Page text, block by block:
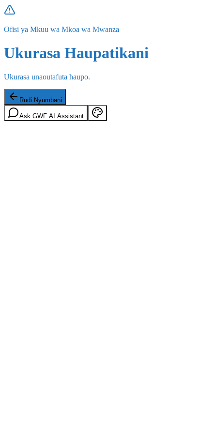
Ofisi ya Mkuu wa Mkoa wa Mwanza
Ukurasa Haupatikani
Ukurasa unaoutafuta haupo.
Rudi Nyumbani
Ask GWF AI Assistant